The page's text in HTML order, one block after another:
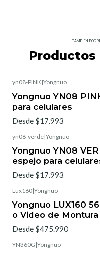
TAMBIÉN
Productos
yn08-PINK|Yongnuo
Yongnuo YN08
para celulares
Desde $17.993
yn08-verde|Yongnuo
Yongnuo YN08
espejo para
Desde $17.993
Lux160|Yongnuo
Yongnuo LUX160
o Video de
Desde $475.990
YN360G |Yongnuo